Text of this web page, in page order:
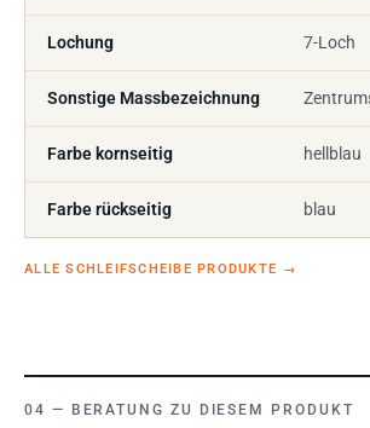
Lochung 7-Loch
Sonstige Massbezeichnung
Farbe kornseitig hellblau
Farbe rückseitig blau
ALLE SCHLEIFSCHEIBE PRODUKTE →
BERATUNG ZU DIESEM PRODUKT